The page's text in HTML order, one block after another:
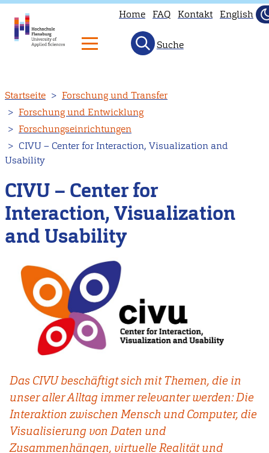
zum
Inhalt
Home FAQ Kontakt English
Suche
Startseite
Forschung und Transfer
Forschung und Entwicklung
Forschungseinrichtungen
CIVU – Center for Interaction, Visualization and
Usability
CIVU – Center for
Interaction, Visualization
and Usability
Das CIVU beschäftigt sich mit Themen, die in
unser aller Alltag immer relevanter werden: Die
Interaktion zwischen Mensch und Computer, die
Visualisierung von Daten und
Zusammenhängen, virtuelle Realität und